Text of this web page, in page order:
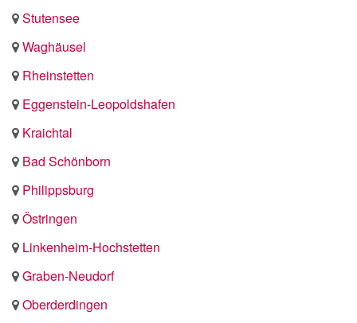
Stutensee
Waghäusel
Rheinstetten
Eggenstein-Leopoldshafen
Kraichtal
Bad Schönborn
Philippsburg
Östringen
Linkenheim-Hochstetten
Graben-Neudorf
Oberderdingen